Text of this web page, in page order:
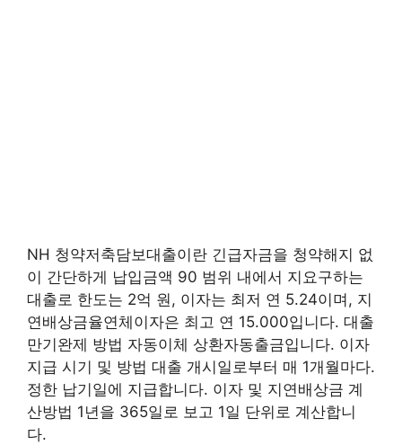
NH 청약저축담보대출이란 긴급자금을 청약해지 없
이 간단하게 납입금액 90 범위 내에서 지요구하는
대출로 한도는 2억 원, 이자는 최저 연 5.24이며, 지
연배상금율연체이자은 최고 연 15.000입니다. 대출
만기완제 방법 자동이체 상환자동출금입니다. 이자
지급 시기 및 방법 대출 개시일로부터 매 1개월마다.
정한 납기일에 지급합니다. 이자 및 지연배상금 계
산방법 1년을 365일로 보고 1일 단위로 계산합니
다.